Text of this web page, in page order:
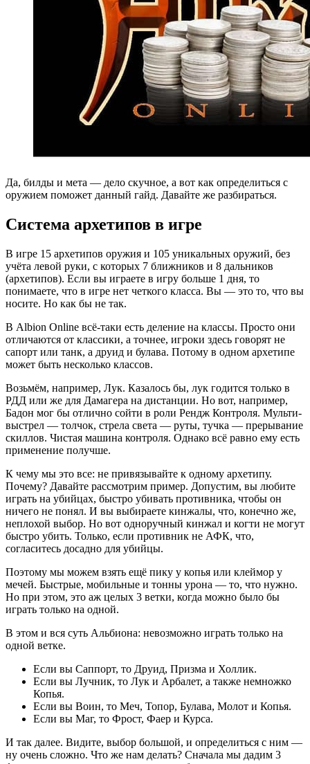
Да, билды и мета — дело скучное, а вот как определиться с
оружием поможет данный гайд. Давайте же разбираться.
Система архетипов в игре
В игре 15 архетипов оружия и 105 уникальных оружий, без
учёта левой руки, с которых 7 ближников и 8 дальников
(архетипов). Если вы играете в игру больше 1 дня, то
понимаете, что в игре нет четкого класса. Вы — это то, что вы
носите. Но как бы не так.
В Albion Online всё-таки есть деление на классы. Просто они
отличаются от классики, а точнее, игроки здесь говорят не
сапорт или танк, а друид и булава. Потому в одном архетипе
может быть несколько классов.
Возьмём, например, Лук. Казалось бы, лук годится только в
РДД или же для Дамагера на дистанции. Но вот, например,
Бадон мог бы отлично сойти в роли Рендж Контроля. Мульти-
выстрел — толчок, стрела света — руты, тучка — прерывание
скиллов. Чистая машина контроля. Однако всё равно ему есть
применение получше.
К чему мы это все: не привязывайте к одному архетипу.
Почему? Давайте рассмотрим пример. Допустим, вы любите
играть на убийцах, быстро убивать противника, чтобы он
ничего не понял. И вы выбираете кинжалы, что, конечно же,
неплохой выбор. Но вот одноручный кинжал и когти не могут
быстро убить. Только, если противник не АФК, что,
согласитесь досадно для убийцы.
Поэтому мы можем взять ещё пику у копья или клеймор у
мечей. Быстрые, мобильные и тонны урона — то, что нужно.
Но при этом, это аж целых 3 ветки, когда можно было бы
играть только на одной.
В этом и вся суть Альбиона: невозможно играть только на
одной ветке.
Если вы Саппорт, то Друид, Призма и Холлик.
Если вы Лучник, то Лук и Арбалет, а также немножко
Копья.
Если вы Воин, то Меч, Топор, Булава, Молот и Копья.
Если вы Маг, то Фрост, Фаер и Курса.
И так далее. Видите, выбор большой, и определиться с ним —
ну очень сложно. Что же нам делать? Сначала мы дадим 3